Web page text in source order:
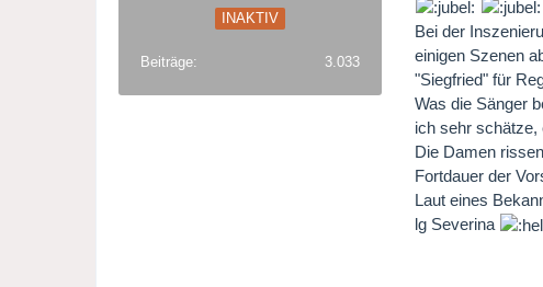
INAKTIV
Beiträge 3.033
Bei der
einigen Szenen
"Siegfried" für
Was die Sänger
ich sehr schätze,
Die Damen
Fortdauer der
Laut eines
lg Severina